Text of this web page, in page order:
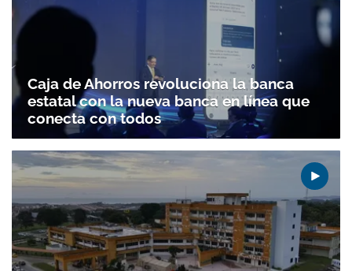
Caja de Ahorros revoluciona la banca
estatal con la nueva banca en línea que
conecta con todos